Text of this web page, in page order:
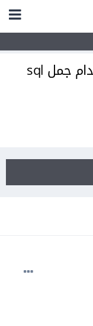
ماهو مدى تأثير استخدام جمل sql